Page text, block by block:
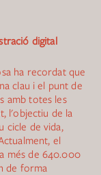
digital
ha recordat que
clau i el punt de
amb totes les
l'objectiu de la
cicle de vida,
el
més de 640.000
de forma